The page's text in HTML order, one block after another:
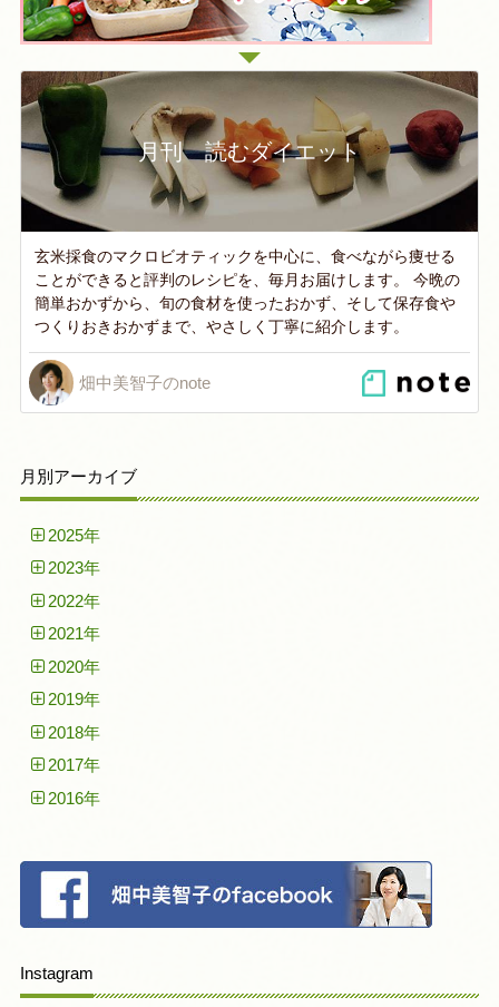
月刊 読むダイエット
玄米採食のマクロビオティックを中心に、食べながら痩せる
ことができると評判のレシピを、毎月お届けします。 今晩の
簡単おかずから、旬の食材を使ったおかず、そして保存食や
つくりおきおかずまで、やさしく丁寧に紹介します。
畑中美智子のnote
月別アーカイブ
2025年
2023年
2022年
2021年
2020年
2019年
2018年
2017年
2016年
Instagram